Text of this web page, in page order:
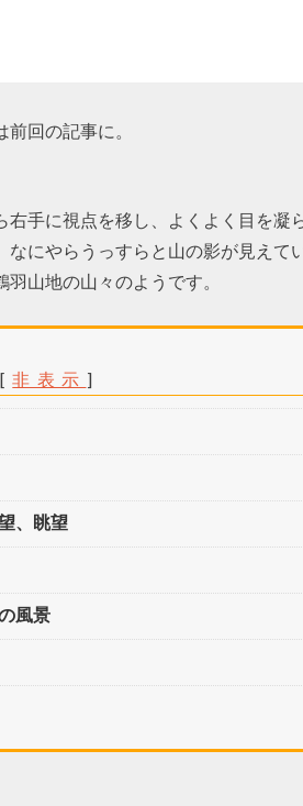
回の記事に。
手に視点を移し、よくよく目を凝
にやらうっすらと山の影が見えて
山地の山々のようです。
[非表示 ]
、眺望
風景